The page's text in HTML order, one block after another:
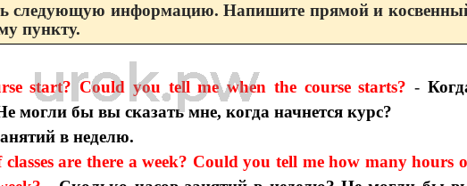
следующую информацию. Напишите прямой и
пункту.
start? Could you tell me when the course starts? -
могли бы вы сказать мне, когда начнется курс?
в неделю.
are there a week? Could you tell me how many hours